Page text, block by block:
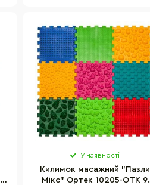
У наявності
Килимок масажний "Пазли
Мікс" Ортек 10205-OTK 9